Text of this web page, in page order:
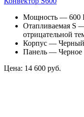
Мощность — 600
Отапливаемая S
отрицательной
Корпус — Черный
Панель — Черное
Цена: 14 600 руб.